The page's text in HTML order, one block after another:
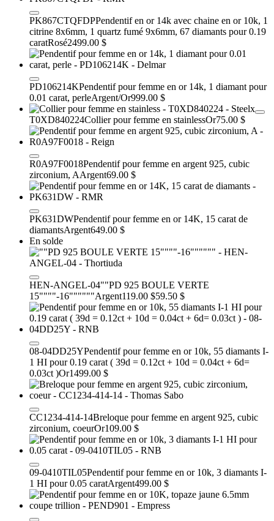
PK867CTQFDPPendentif en or 14k avec chaine en or 10k, 1
citrine 8x6mm, 1 quartz fumé 9x6mm, 67 diamants pour 0.19
caratRosé2499.00 $
PD106214KPendentif pour femme en or 14k, 1 diamant pour
0.01 carat, perleArgent/Or999.00 $
T0XD840224Collier pour femme en stainlessOr75.00 $
R0A97F0018Pendentif pour femme en argent 925, cubic
zirconium, AArgent69.00 $
PK631DWPendentif pour femme en or 14K, 15 carat de
diamantsArgent649.00 $
En solde
HEN-ANGEL-04""PD 925 BOULE VERTE
15""""-16""""""Argent119.00 $59.50 $
08-04DD25YPendentif pour femme en or 10k, 55 diamants I-
1 HI pour 0.19 carat ( 39d = 0.12ct + 10d = 0.04ct + 6d=
0.03ct )Or1499.00 $
CC1234-414-14Breloque pour femme en argent 925, cubic
zirconium, coeurOr109.00 $
09-0410TIL05Pendentif pour femme en or 10k, 3 diamants I-
1 HI pour 0.05 caratArgent499.00 $